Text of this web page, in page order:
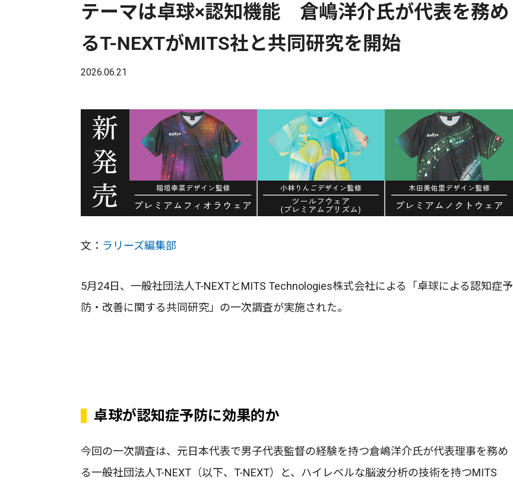
テーマは卓球×認知機能 倉嶋洋介氏が代表を務め
るT-NEXTがMITS社と共同研究を開始
2026.06.21
文： ラリーズ編集部
5月24日、一般社団法人T-NEXTとMITS Technologies株式会社による「卓球による認知症予
防・改善に関する共同研究」の一次調査が実施された。
卓球が認知症予防に効果的か
今回の一次調査は、元日本代表で男子代表監督の経験を持つ倉嶋洋介氏が代表理事を務め
る一般社団法人T-NEXT（以下、T-NEXT）と、ハイレベルな脳波分析の技術を持つMITS